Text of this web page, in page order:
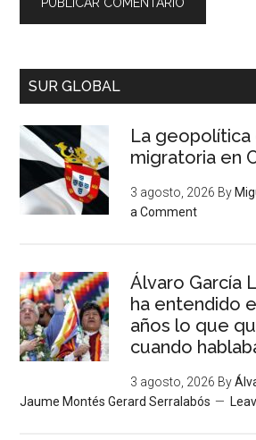
SUR GLOBAL
La geopolítica
migratoria en
3 agosto, 2026 By
a Comment
Álvaro García
ha entendido
años lo que
cuando
3 agosto, 2026 By
Jaume Montés Gerard Serralabós